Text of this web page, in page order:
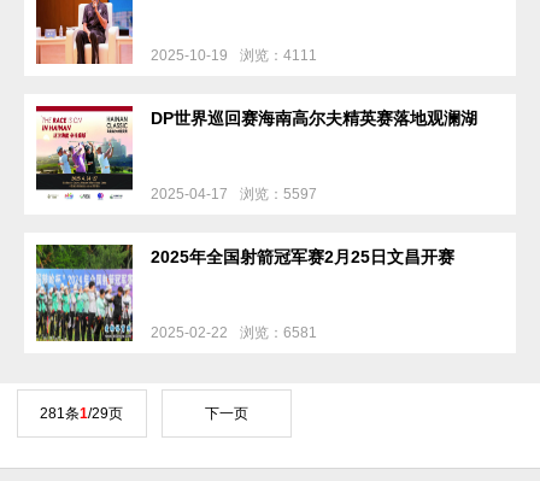
2025-10-19 浏览：4111
DP世界巡回赛海南高尔夫精英赛落地观澜湖
2025-04-17 浏览：5597
2025年全国射箭冠军赛2月25日文昌开赛
2025-02-22 浏览：6581
281条1/29页 下一页